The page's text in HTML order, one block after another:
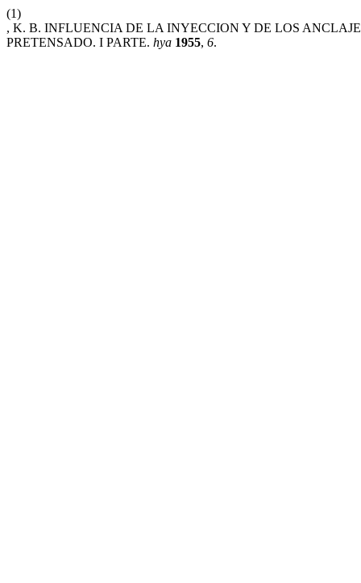
(1)
, K. B. INFLUENCIA DE LA INYECCION Y DE LOS
PRETENSADO. I PARTE. hya 1955, 6.